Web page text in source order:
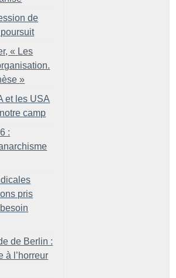
de
poursuit
« Les
»
et les USA
camp
:
pris
de Berlin :
à l’horreur